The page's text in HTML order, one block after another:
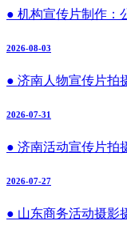
● 机构宣传片制作：
2026-08-03
● 济南人物宣传片拍
2026-07-31
● 济南活动宣传片拍
2026-07-27
● 山东商务活动摄影